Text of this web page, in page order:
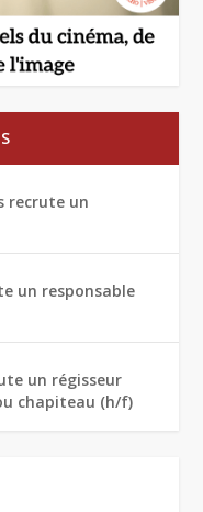
recrute un
un responsable
un régisseur
chapiteau (h/f)